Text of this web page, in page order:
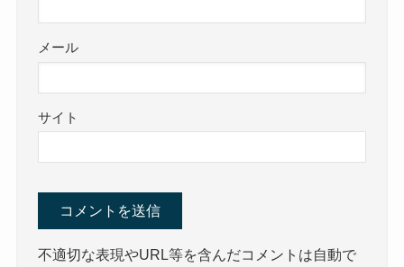
メール
サイト
不適切な表現やURL等を含んだコメントは自動で